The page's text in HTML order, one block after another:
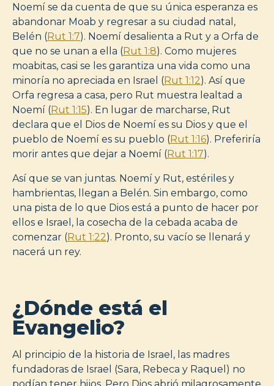
Noemí se da cuenta de que su única esperanza es
abandonar Moab y regresar a su ciudad natal,
Belén (Rut 1:7). Noemí desalienta a Rut y a Orfa de
que no se unan a ella (Rut 1:8). Como mujeres
moabitas, casi se les garantiza una vida como una
minoría no apreciada en Israel (Rut 1:12). Así que
Orfa regresa a casa, pero Rut muestra lealtad a
Noemí (Rut 1:15). En lugar de marcharse, Rut
declara que el Dios de Noemí es su Dios y que el
pueblo de Noemí es su pueblo (Rut 1:16). Preferiría
morir antes que dejar a Noemí (Rut 1:17).
Así que se van juntas. Noemí y Rut, estériles y
hambrientas, llegan a Belén. Sin embargo, como
una pista de lo que Dios está a punto de hacer por
ellos e Israel, la cosecha de la cebada acaba de
comenzar (Rut 1:22). Pronto, su vacío se llenará y
nacerá un rey.
¿Dónde está el
Evangelio?
Al principio de la historia de Israel, las madres
fundadoras de Israel (Sara, Rebeca y Raquel) no